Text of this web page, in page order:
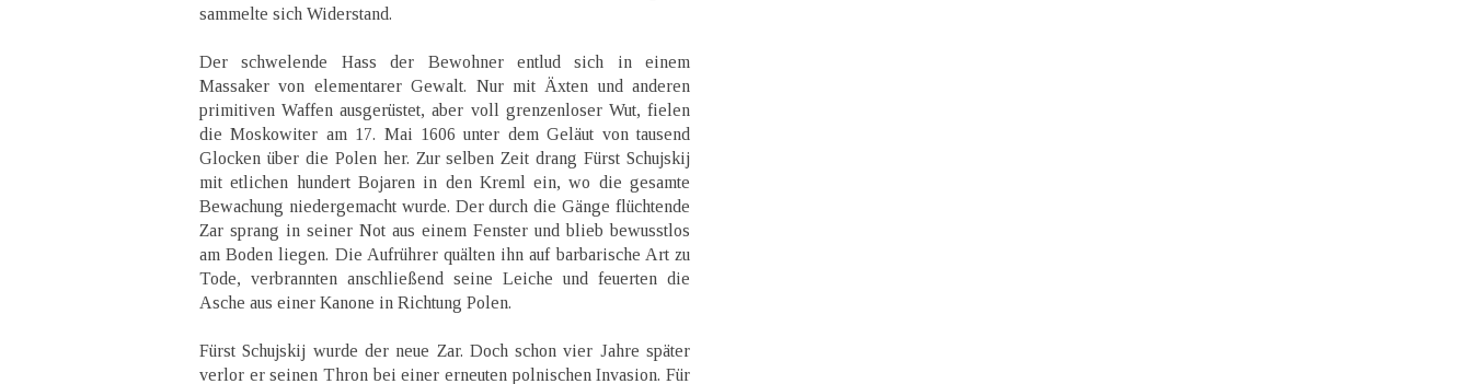
sammelte sich Widerstand.
Der schwelende Hass der Bewohner entlud sich in einem
Massaker von elementarer Gewalt. Nur mit Äxten und anderen
primitiven Waffen ausgerüstet, aber voll grenzenloser Wut, fielen
die Moskowiter am 17. Mai 1606 unter dem Geläut von tausend
Glocken über die Polen her. Zur selben Zeit drang Fürst Schujskij
mit etlichen hundert Bojaren in den Kreml ein, wo die gesamte
Bewachung niedergemacht wurde. Der durch die Gänge flüchtende
Zar sprang in seiner Not aus einem Fenster und blieb bewusstlos
am Boden liegen. Die Aufrührer quälten ihn auf barbarische Art zu
Tode, verbrannten anschließend seine Leiche und feuerten die
Asche aus einer Kanone in Richtung Polen.
Fürst Schujskij wurde der neue Zar. Doch schon vier Jahre später
verlor er seinen Thron bei einer erneuten polnischen Invasion. Für